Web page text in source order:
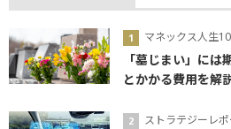
マネックス人生
「墓じまい」に
とかかる費用を解
ストラテジーレポ